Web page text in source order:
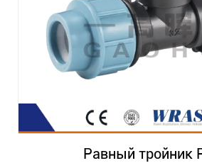
Равный тройник